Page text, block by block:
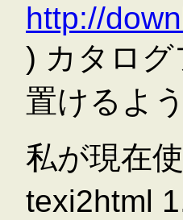
http://
) カタロ
置けるよ
私が現在
texi2html